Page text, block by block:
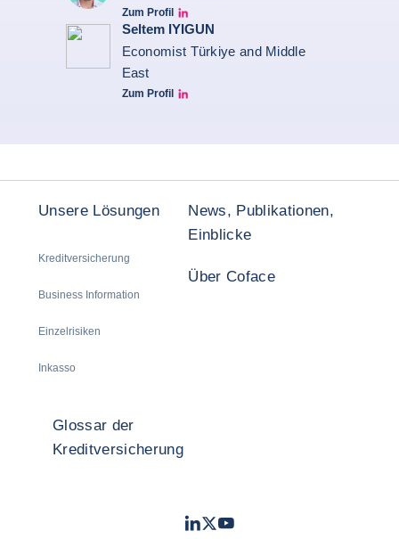
Zum Profil
Marcos Carias Linkedin
Seltem IYIGUN
Economist Türkiye and Middle
East
Zum Profil
Seltem Linkedin
Unsere Lösungen
Kreditversicherung
Business Information
Einzelrisiken
Inkasso
News, Publikationen,
Einblicke
Über Coface
Glossar der
Kreditversicherung
LinkedIn
TwitterYoutube